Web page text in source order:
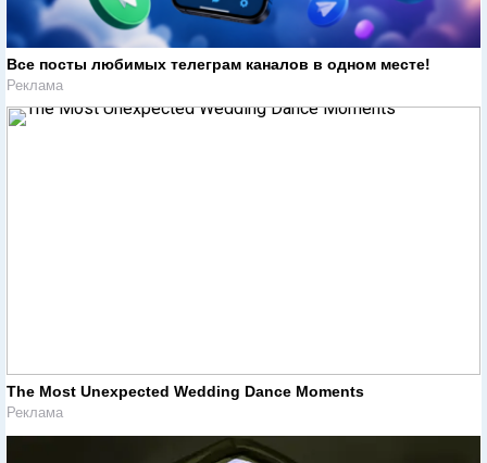
Все посты любимых телеграм каналов в одном месте!
Реклама
The Most Unexpected Wedding Dance Moments
Реклама